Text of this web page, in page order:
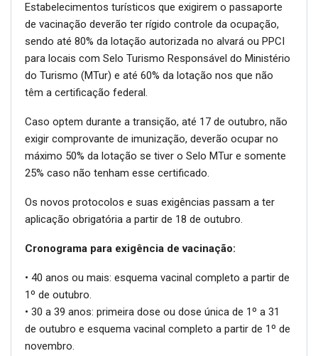
Estabelecimentos turísticos que exigirem o passaporte
de vacinação deverão ter rígido controle da ocupação,
sendo até 80% da lotação autorizada no alvará ou PPCI
para locais com Selo Turismo Responsável do Ministério
do Turismo (MTur) e até 60% da lotação nos que não
têm a certificação federal.
Caso optem durante a transição, até 17 de outubro, não
exigir comprovante de imunização, deverão ocupar no
máximo 50% da lotação se tiver o Selo MTur e somente
25% caso não tenham esse certificado.
Os novos protocolos e suas exigências passam a ter
aplicação obrigatória a partir de 18 de outubro.
Cronograma para exigência de vacinação:
• 40 anos ou mais: esquema vacinal completo a partir de
1º de outubro.
• 30 a 39 anos: primeira dose ou dose única de 1º a 31
de outubro e esquema vacinal completo a partir de 1º de
novembro.